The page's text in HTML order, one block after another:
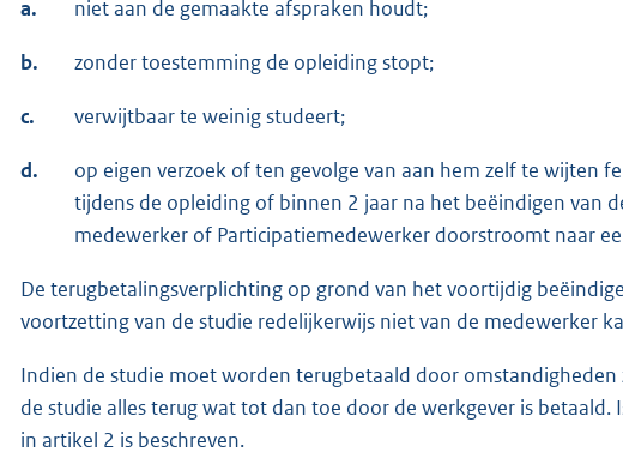
a. niet aan de gemaakte afspraken houdt;
b. zonder toestemming de opleiding stopt;
c. verwijtbaar te weinig studeert;
d.
op eigen verzoek of ten gevolge van aan hem zelf te wijten
tijdens de opleiding of binnen 2 jaar na het beëindigen van
medewerker of Participatiemedewerker doorstroomt naar
De terugbetalingsverplichting op grond van het voortijdig
voortzetting van de studie redelijkerwijs niet van de medewerker
Indien de studie moet worden terugbetaald door
de studie alles terug wat tot dan toe door de werkgever is
in artikel 2 is beschreven.